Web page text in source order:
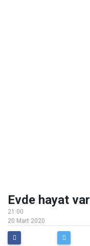
Evde hayat var
21:00
20 Mart 2020